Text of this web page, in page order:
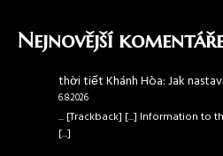
Nejnovější
thời tiết Khánh Hòa:Jak
6.8.2026
... [Trackback] [...] Information to
[...]